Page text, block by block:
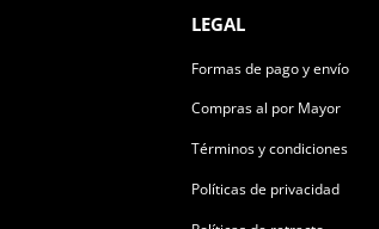
LEGAL
Formas de pago y envío
Compras al por Mayor
Términos y condiciones
Políticas de privacidad